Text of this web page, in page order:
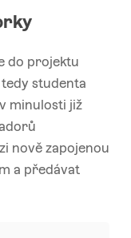
do projektu
studenta
minulosti již
nově zapojenou
a předávat